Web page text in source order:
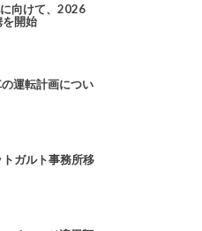
向けて、2026
開始
運転計画につい
ガルト事務所移